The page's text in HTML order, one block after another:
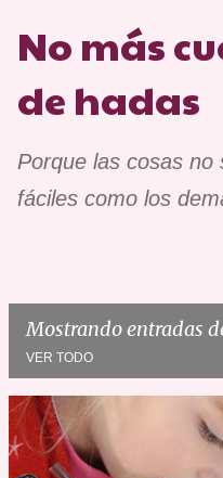
No más
de hadas
Porque las cosas no
fáciles como los
Mostrando entradas
VER TODO
E
n